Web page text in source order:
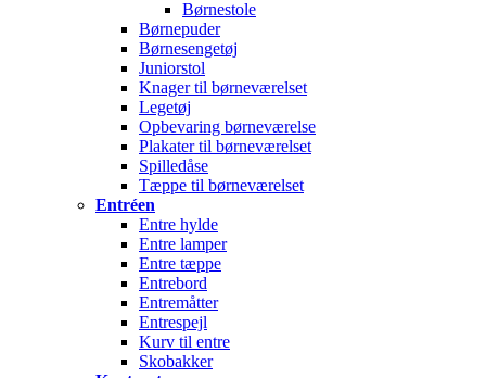
Børnestole
Børnepuder
Børnesengetøj
Juniorstol
Knager til børneværelset
Legetøj
Opbevaring børneværelse
Plakater til børneværelset
Spilledåse
Tæppe til børneværelset
Entréen
Entre hylde
Entre lamper
Entre tæppe
Entrebord
Entremåtter
Entrespejl
Kurv til entre
Skobakker